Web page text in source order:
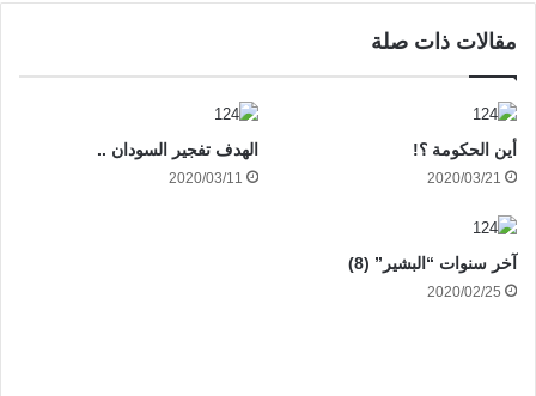
مقالات ذات صلة
أين الحكومة ؟!
2020/03/21
الهدف تفجير السودان ..
2020/03/11
آخر سنوات “البشير” (8)
2020/02/25